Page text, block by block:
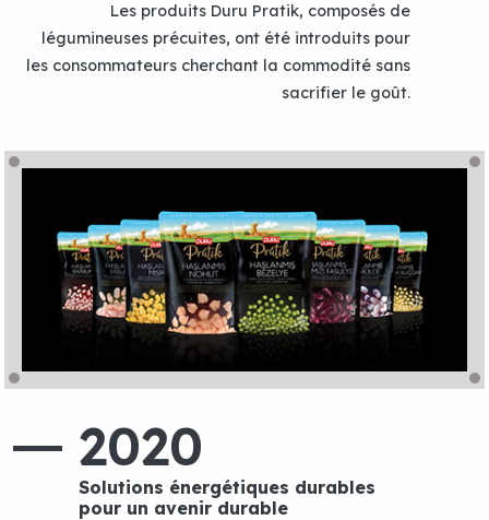
Les produits Duru Pratik, composés de
légumineuses précuites, ont été introduits pour
les consommateurs cherchant la commodité sans
sacrifier le goût.
2020
Solutions énergétiques durables
pour un avenir durable